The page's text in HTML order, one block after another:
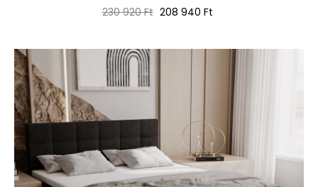
Normál
230 920 Ft Ár
208 940 Ft